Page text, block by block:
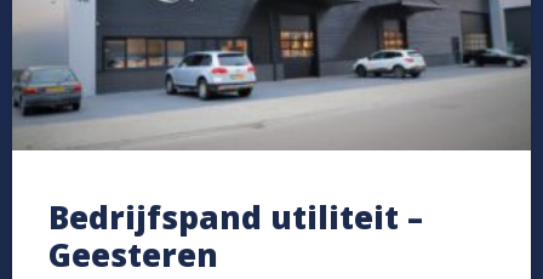
Bedrijfspand utiliteit –
Geesteren